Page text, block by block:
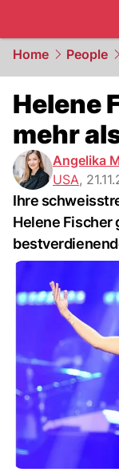
Home People
Helene
mehr
Angelika
USA,
Ihre
Helene Fischer